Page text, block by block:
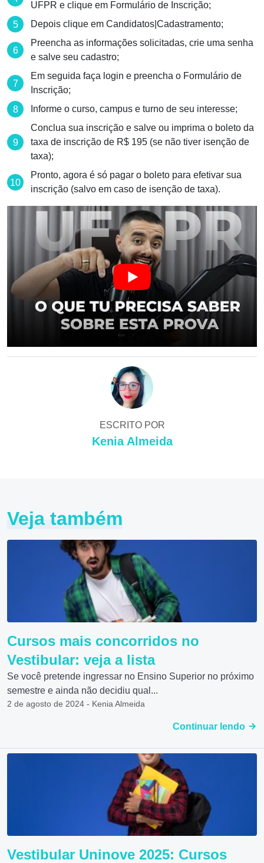
UFPR e clique em Formulário de Inscrição;
Depois clique em Candidatos|Cadastramento;
Preencha as informações solicitadas, crie uma senha
e salve seu cadastro;
Em seguida faça login e preencha o Formulário de
Inscrição;
Informe o curso, campus e turno de seu interesse;
Conclua sua inscrição e salve ou imprima o boleto da
taxa de inscrição de R$ 195 (se não tiver isenção de
taxa);
Pronto, agora é só pagar o boleto para efetivar sua
inscrição (salvo em caso de isenção de taxa).
ESCRITO POR
Kenia Almeida
Veja também
Cursos mais concorridos no
Vestibular: veja a lista
Se você pretende ingressar no Ensino Superior no próximo
semestre e ainda não decidiu qual...
2 de agosto de 2024 - Kenia Almeida
Continuar lendo
Vestibular Uninove 2025: Cursos